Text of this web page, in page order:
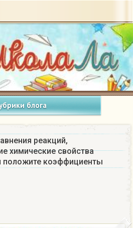
блога
реакций,
химические свойства
положите коэффициенты​